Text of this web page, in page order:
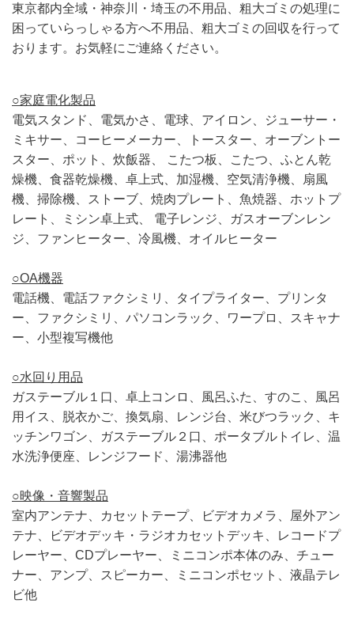
東京都内全域・神奈川・埼玉の不用品、粗大ゴミの処理に
困っていらっしゃる方へ不用品、粗大ゴミの回収を行って
おります。お気軽にご連絡ください。
○家庭電化製品
電気スタンド、電気かさ、電球、アイロン、ジューサー・
ミキサー、コーヒーメーカー、トースター、オーブントー
スター、ポット、炊飯器、 こたつ板、こたつ、ふとん乾
燥機、食器乾燥機、卓上式、加湿機、空気清浄機、扇風
機、掃除機、ストーブ、焼肉プレート、魚焼器、ホットプ
レート、ミシン卓上式、 電子レンジ、ガスオーブンレン
ジ、ファンヒーター、冷風機、オイルヒーター
○OA機器
電話機、電話ファクシミリ、タイプライター、プリンタ
ー、ファクシミリ、パソコンラック、ワープロ、スキャナ
ー、小型複写機他
○水回り用品
ガステーブル１口、卓上コンロ、風呂ふた、すのこ、風呂
用イス、脱衣かご、換気扇、レンジ台、米びつラック、キ
ッチンワゴン、ガステーブル２口、ポータブルトイレ、温
水洗浄便座、レンジフード、湯沸器他
○映像・音響製品
室内アンテナ、カセットテープ、ビデオカメラ、屋外アン
テナ、ビデオデッキ・ラジオカセットデッキ、レコードプ
レーヤー、CDプレーヤー、ミニコンポ本体のみ、チュー
ナー、アンプ、スピーカー、ミニコンポセット、液晶テレ
ビ他